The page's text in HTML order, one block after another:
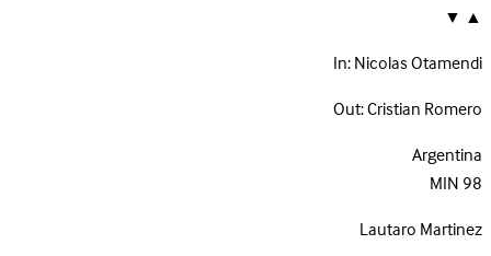
▲
▼
In:Nicolas Otamendi
Out:Cristian Romero
Argentina
98
MIN
Lautaro Martinez